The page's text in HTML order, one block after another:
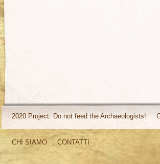
2020 Project: Do not feed the Archaeologists!
CHI SIAMO CONTATTI